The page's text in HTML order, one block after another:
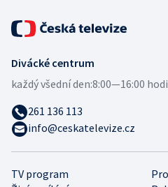
TV program
Divácké centrum
každý všední den:8:00—16:00
261 136 113
info@ceskatelevize.cz